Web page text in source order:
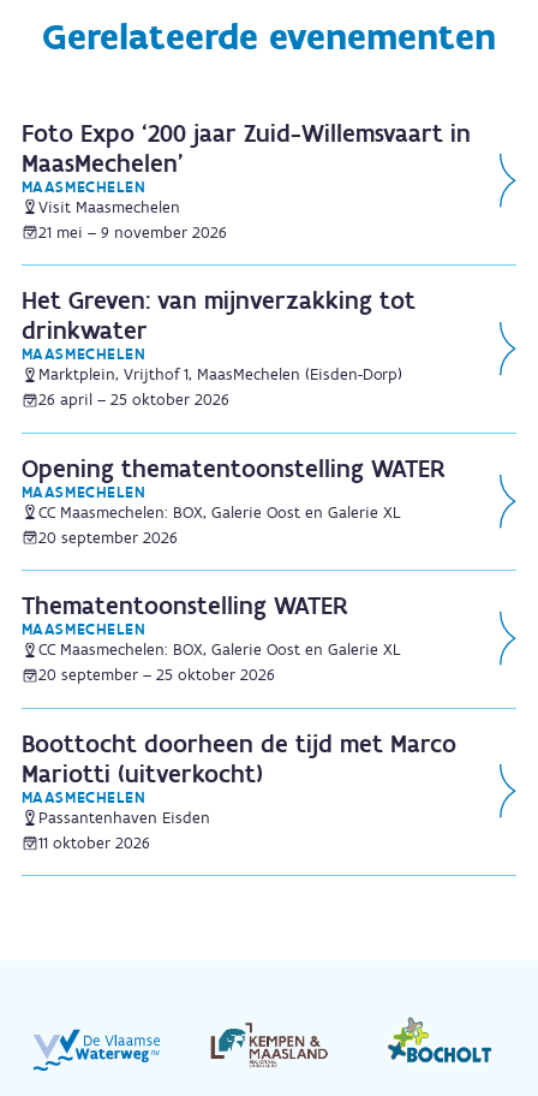
Gerelateerde evenementen
MAASMECHELEN
21 mei – 9 november 2026
Visit Maasmechelen
Foto Expo ‘200 jaar Zuid-Willemsvaart in
MaasMechelen’
MAASMECHELEN
26 april – 25 oktober 2026
Marktplein, Vrijthof 1, MaasMechelen (Eisden-Dorp)
Het Greven: van mijnverzakking tot
drinkwater
MAASMECHELEN
20 september 2026
CC Maasmechelen: BOX, Galerie Oost en Galerie XL
Opening thematentoonstelling WATER
MAASMECHELEN
20 september – 25 oktober 2026
CC Maasmechelen: BOX, Galerie Oost en Galerie XL
Thematentoonstelling WATER
MAASMECHELEN
11 oktober 2026
Passantenhaven Eisden
Boottocht doorheen de tijd met Marco
Mariotti (uitverkocht)